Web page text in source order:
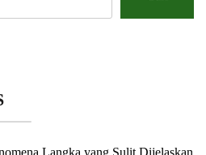
Langka yang Sulit Dijelaskan